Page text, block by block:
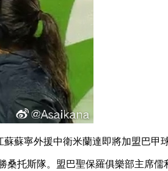
蘇蘇寧外援中衛米蘭達即將加盟巴甲球
桑托斯隊。盟巴聖保羅俱樂部主